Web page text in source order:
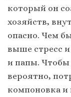
который он
хозяйств,
опасно. Чем
выше стресс
и папы. Чтобы
вероятно,
компоновка и